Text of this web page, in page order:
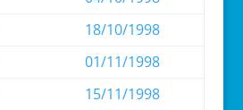
18/10/1998
01/11/1998
15/11/1998